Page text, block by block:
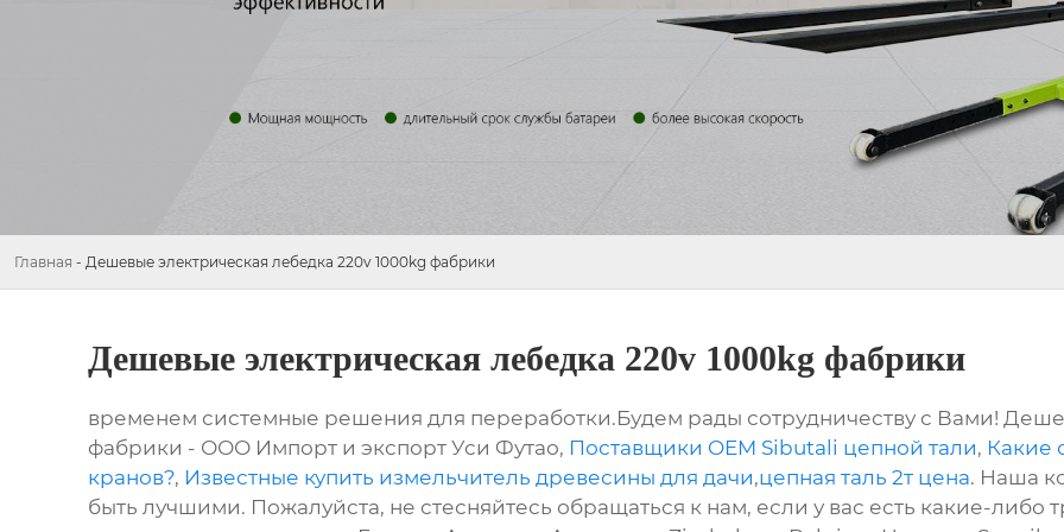
Главная - Дешевые электрическая лебедка 220v 1000kg фабрики
Дешевые электрическая лебедка 220v 1000kg фабрики
временем системные решения для переработки.Будем рады сотрудничеству с Вами!
фабрики - ООО Импорт и экспорт Уси Футао, Поставщики OEM Sibutali цепной тали, Какие
кранов?, Известные купить измельчитель древесины для дачи,цепная таль 2т цена. Наша
быть лучшими. Пожалуйста, не стесняйтесь обращаться к нам, если у вас есть какие-либо